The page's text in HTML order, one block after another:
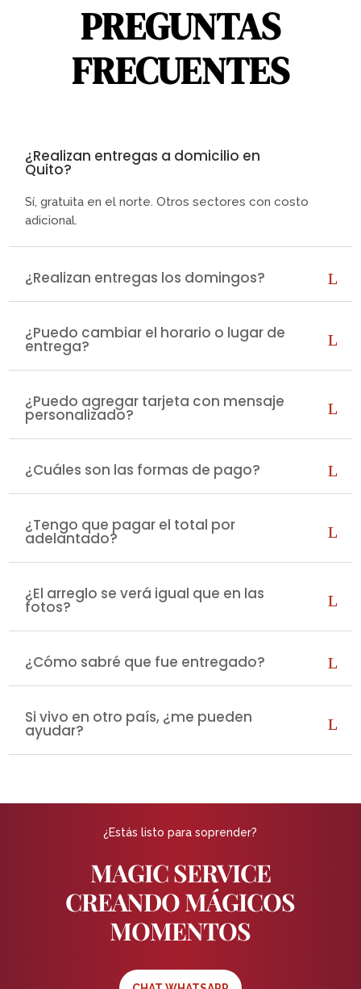
PREGUNTAS
FRECUENTES
¿Realizan entregas a domicilio en
Quito?
Sí, gratuita en el norte. Otros sectores con costo
adicional.
¿Realizan entregas los domingos?
¿Puedo cambiar el horario o lugar de
entrega?
¿Puedo agregar tarjeta con mensaje
personalizado?
¿Cuáles son las formas de pago?
¿Tengo que pagar el total por
adelantado?
¿El arreglo se verá igual que en las
fotos?
¿Cómo sabré que fue entregado?
Si vivo en otro país, ¿me pueden
ayudar?
¿Estás listo para soprender?
MAGIC SERVICE
CREANDO MÁGICOS
MOMENTOS